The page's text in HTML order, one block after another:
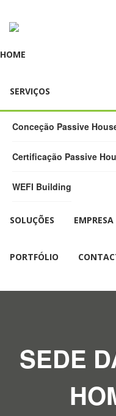
HOME
SERVIÇOS
Conceção Passive
Certificação Passive
WEFI Building
SOLUÇÕES EMPRESA
PORTFÓLIO
SEDE